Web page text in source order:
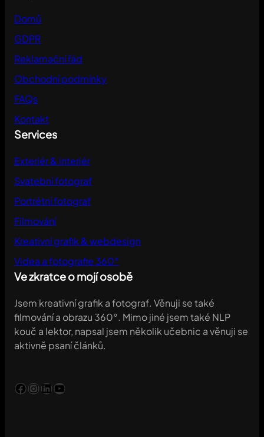
Domů
GDPR
Reklamační řád
Obchodní podmínky
FAQs
Kontakt
Services
Exteriér & interiér
Svatební fotograf
Portrétní fotograf
Filmování
Kreativní grafik & webdesign
Videa a fotografie 360°
Ve zkratce o mojí osobě
Jsem kreativní grafik a fotograf. Věnuji se také
filmování a obrazu 360°. Mimo jiné jsem také NLP
kouč a lektor, napsal jsem několik učebnic a věnuji se
aktivně psaní článků.
Facebook Instagram LinkedIn YouTube